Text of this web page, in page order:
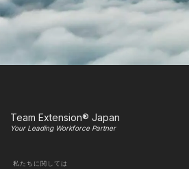
Team Extension® Japan
Your Leading Workforce Partner
私たちに関しては